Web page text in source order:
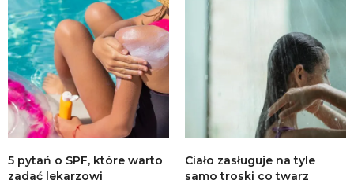
5 pytań o SPF, które warto
zadać lekarzowi
Ciało zasługuje na tyle
samo troski co twarz